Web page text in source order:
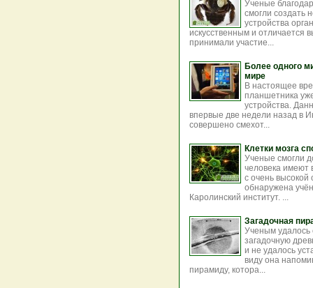
Ученые
смогли создать
устройства
искусственным и отличается
принимали участие...
Более одного
мире
В настоящее
планшетника
устройства.
впервые две недели назад в
совершено смехот...
Клетки мозга
Ученые смогли
человека имеют
с очень высокой
обнаружена
Каролинский институт. ...
Загадочная
Ученым удалось
загадочную
и не удалось
виду она
пирамиду, котора...